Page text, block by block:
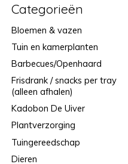
Categorieën
Bloemen & vazen
Tuin en kamerplanten
Barbecues/Openhaard
Frisdrank / snacks per tray
(alleen afhalen)
Kadobon De Uiver
Plantverzorging
Tuingereedschap
Dieren